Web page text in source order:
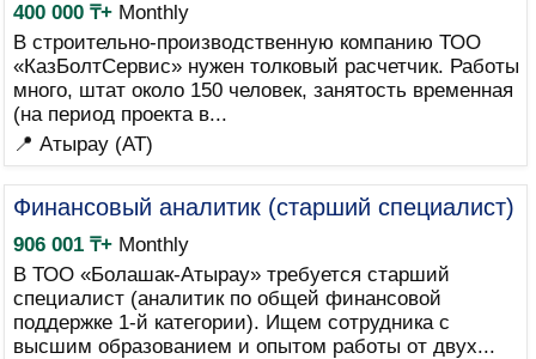
400 000 ₸+Monthly
В строительно-производственную компанию ТОО
«КазБолтСервис» нужен толковый расчетчик. Работы
много, штат около 150 человек, занятость временная
(на период проекта в...
📍 Атырау (AT)
Финансовый аналитик (старший специалист)
906 001 ₸+Monthly
В ТОО «Болашак-Атырау» требуется старший
специалист (аналитик по общей финансовой
поддержке 1-й категории). Ищем сотрудника с
высшим образованием и опытом работы от двух...